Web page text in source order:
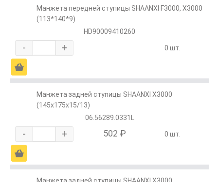
Манжета передней ступицы SHAANXI F3000, Х3000
(113*140*9)
HD90009410260
- + 0 шт.
Ä
Манжета задней ступицы SHAANXI X3000
(145х175х15/13)
06.56289.0331L
- + 502 ₽ 0 шт.
Ä